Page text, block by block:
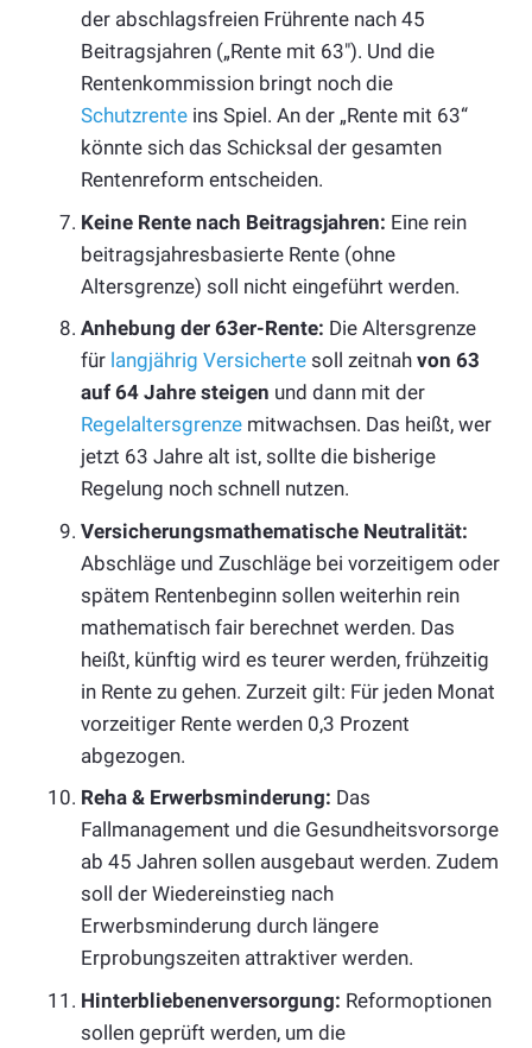
der abschlagsfreien Frührente nach 45
Beitragsjahren („Rente mit 63″). Und die
Rentenkommission bringt noch die
Schutzrente ins Spiel. An der „Rente mit 63“
könnte sich das Schicksal der gesamten
Rentenreform entscheiden.
Keine Rente nach Beitragsjahren: Eine rein
beitragsjahresbasierte Rente (ohne
Altersgrenze) soll nicht eingeführt werden.
Anhebung der 63er-Rente: Die Altersgrenze
für langjährig Versicherte soll zeitnah von 63
auf 64 Jahre steigen und dann mit der
Regelaltersgrenze mitwachsen. Das heißt, wer
jetzt 63 Jahre alt ist, sollte die bisherige
Regelung noch schnell nutzen.
Versicherungsmathematische Neutralität:
Abschläge und Zuschläge bei vorzeitigem oder
spätem Rentenbeginn sollen weiterhin rein
mathematisch fair berechnet werden. Das
heißt, künftig wird es teurer werden, frühzeitig
in Rente zu gehen. Zurzeit gilt: Für jeden Monat
vorzeitiger Rente werden 0,3 Prozent
abgezogen.
Reha & Erwerbsminderung: Das
Fallmanagement und die Gesundheitsvorsorge
ab 45 Jahren sollen ausgebaut werden. Zudem
soll der Wiedereinstieg nach
Erwerbsminderung durch längere
Erprobungszeiten attraktiver werden.
Hinterbliebenenversorgung: Reformoptionen
sollen geprüft werden, um die